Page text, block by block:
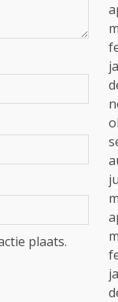
plaats.